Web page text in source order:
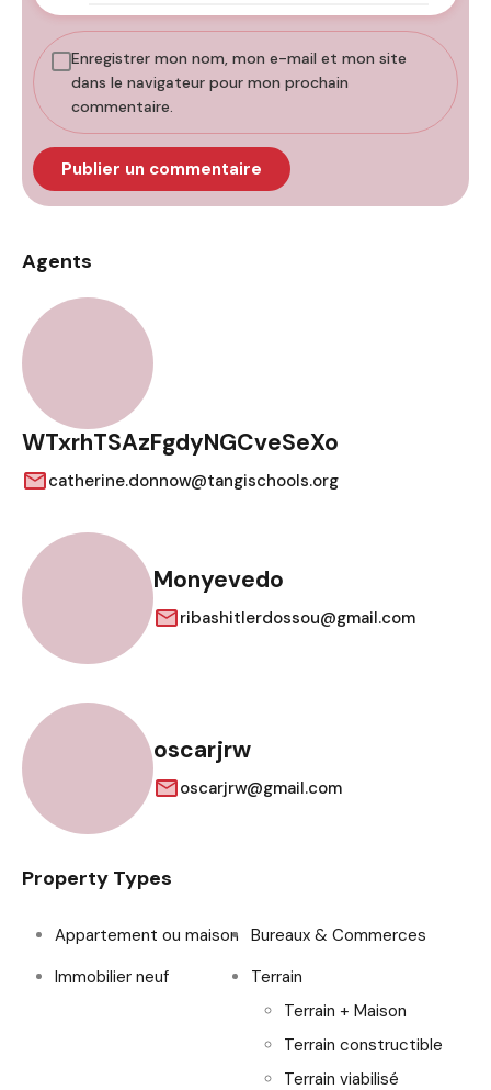
Enregistrer mon nom, mon e-mail et mon site
dans le navigateur pour mon prochain
commentaire.
Agents
WTxrhTSAzFgdyNGCveSeXo
catherine.donnow@tangischools.org
Monyevedo
ribashitlerdossou@gmail.com
oscarjrw
oscarjrw@gmail.com
Property Types
Appartement ou maison Bureaux & Commerces
Immobilier neuf
Terrain
Terrain + Maison
Terrain constructible
Terrain viabilisé